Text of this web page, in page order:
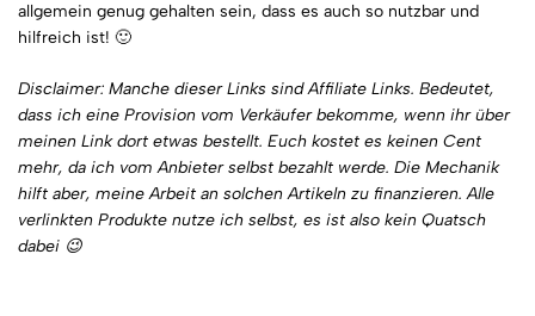
allgemein genug gehalten sein, dass es auch so nutzbar und
hilfreich ist! 🙂
Disclaimer: Manche dieser Links sind Affiliate Links. Bedeutet,
dass ich eine Provision vom Verkäufer bekomme, wenn ihr über
meinen Link dort etwas bestellt. Euch kostet es keinen Cent
mehr, da ich vom Anbieter selbst bezahlt werde. Die Mechanik
hilft aber, meine Arbeit an solchen Artikeln zu finanzieren. Alle
verlinkten Produkte nutze ich selbst, es ist also kein Quatsch
dabei 😉